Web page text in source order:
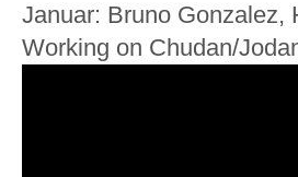
Januar: Bruno Gonzalez,
Working on Chudan/